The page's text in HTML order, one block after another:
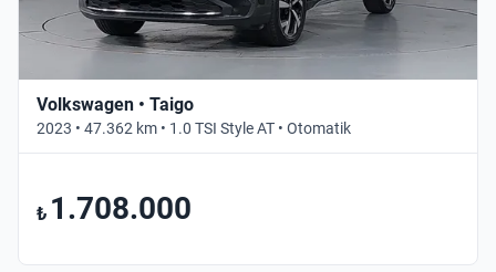
Volkswagen • Taigo
2023 • 47.362 km • 1.0 TSI Style AT • Otomatik
₺ 1.708.000